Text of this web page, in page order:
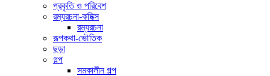
প্রকৃতি ও পরিবেশ
রম্যরচনা-কমিক্স
রম্যরচনা
রূপকথা-ভৌতিক
ছড়া
গল্প
সমকালীন গল্প